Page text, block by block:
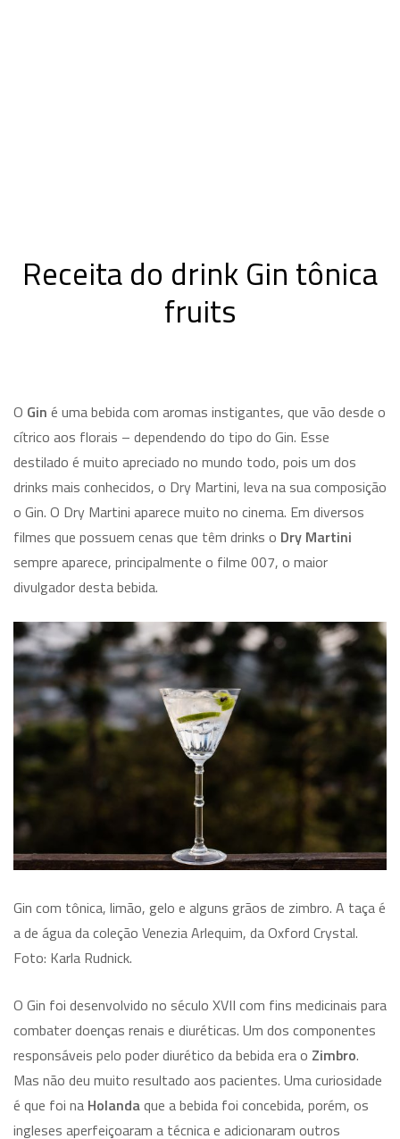
Receita do drink Gin tônica
fruits
O Gin é uma bebida com aromas instigantes, que vão desde o
cítrico aos florais – dependendo do tipo do Gin. Esse
destilado é muito apreciado no mundo todo, pois um dos
drinks mais conhecidos, o Dry Martini, leva na sua composição
o Gin. O Dry Martini aparece muito no cinema. Em diversos
filmes que possuem cenas que têm drinks o Dry Martini
sempre aparece, principalmente o filme 007, o maior
divulgador desta bebida.
Gin com tônica, limão, gelo e alguns grãos de zimbro. A taça é
a de água da coleção Venezia Arlequim, da Oxford Crystal.
Foto: Karla Rudnick.
O Gin foi desenvolvido no século XVII com fins medicinais para
combater doenças renais e diuréticas. Um dos componentes
responsáveis pelo poder diurético da bebida era o Zimbro.
Mas não deu muito resultado aos pacientes. Uma curiosidade
é que foi na Holandaque a bebida foi concebida, porém, os
ingleses aperfeiçoaram a técnica e adicionaram outros